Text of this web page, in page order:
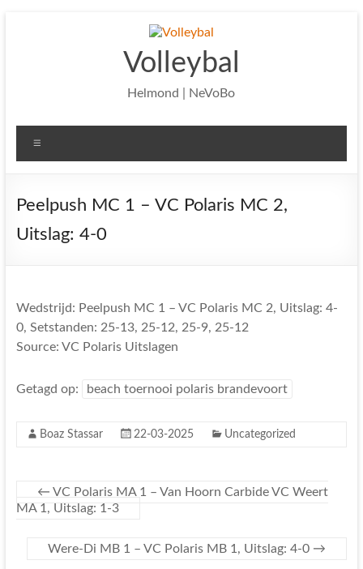
Volleybal
Helmond | NeVoBo
Peelpush MC 1 – VC Polaris MC 2,
Uitslag: 4-0
Wedstrijd: Peelpush MC 1 – VC Polaris MC 2, Uitslag: 4-
0, Setstanden: 25-13, 25-12, 25-9, 25-12
Source: VC Polaris Uitslagen
Getagd op: beach toernooi polaris brandevoort
Boaz Stassar 22-03-2025 Uncategorized
← VC Polaris MA 1 – Van Hoorn Carbide VC Weert
MA 1, Uitslag: 1-3
Were-Di MB 1 – VC Polaris MB 1, Uitslag: 4-0 →